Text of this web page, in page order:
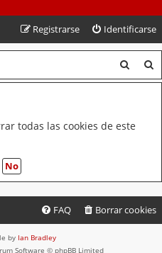
Identificarse
Registrarse
u
u
c
todas las cookies de este
Borrar cookies
FAQ
by Ian Bradley
Software © phpBB Limited